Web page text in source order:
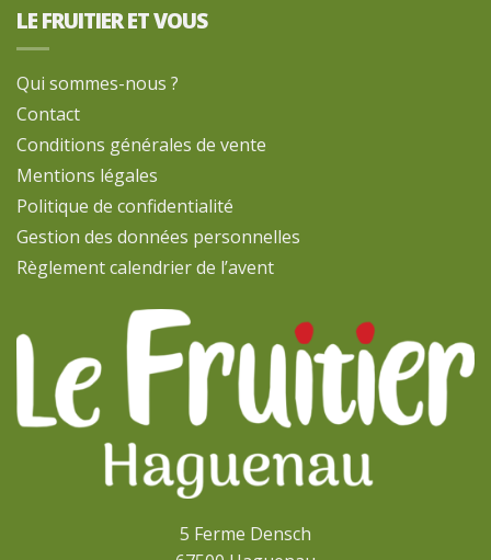
LE FRUITIER ET VOUS
Qui sommes-nous ?
Contact
Conditions générales de vente
Mentions légales
Politique de confidentialité
Gestion des données personnelles
Règlement calendrier de l’avent
5 Ferme Densch